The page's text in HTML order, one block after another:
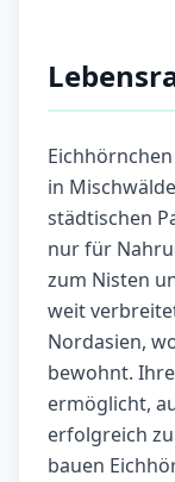
in
städtischen
nur für
zum Nisten
weit
Nordasien,
bewohnt.
ermöglicht,
erfolgreich
bauen